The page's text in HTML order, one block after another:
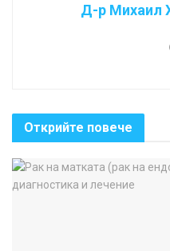
Д-р Михаил
Открийте повече